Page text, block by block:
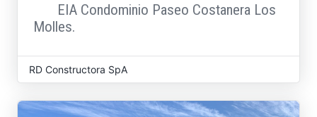
EIA Condominio Paseo Costanera Los
Molles.
RD Constructora SpA